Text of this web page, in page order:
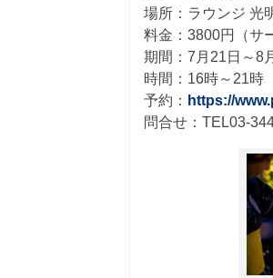
場所：ラウンジ 光
料金：3800円（サ
期間：7月21日～8
時間：16時～21時
予約： https://
問合せ：TEL03-